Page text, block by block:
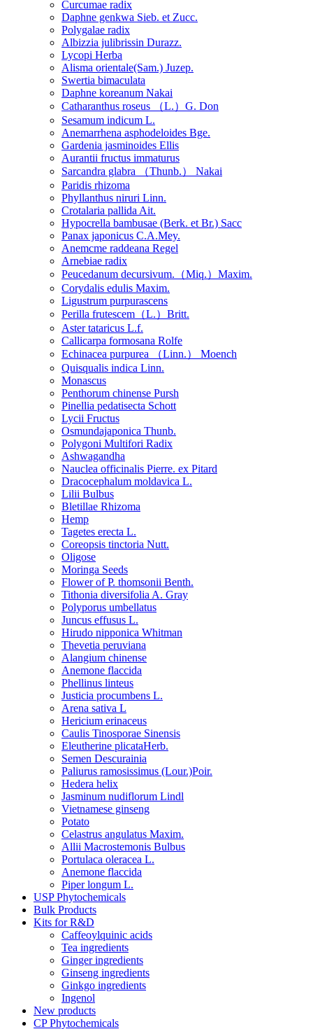
Curcumae radix
Daphne genkwa Sieb. et Zucc.
Polygalae radix
Albizzia julibrissin Durazz.
Lycopi Herba
Alisma orientale(Sam.) Juzep.
Swertia bimaculata
Daphne koreanum Nakai
Catharanthus roseus （L.）G. Don
Sesamum indicum L.
Anemarrhena asphodeloides Bge.
Gardenia jasminoides Ellis
Aurantii fructus immaturus
Sarcandra glabra （Thunb.） Nakai
Paridis rhizoma
Phyllanthus niruri Linn.
Crotalaria pallida Ait.
Hypocrella bambusae (Berk. et Br.) Sacc
Panax japonicus C.A.Mey.
Anemcme raddeana Regel
Arnebiae radix
Peucedanum decursivum.（Miq.）Maxim.
Corydalis edulis Maxim.
Ligustrum purpurascens
Perilla frutescem（L.）Britt.
Aster tataricus L.f.
Callicarpa formosana Rolfe
Echinacea purpurea （Linn.） Moench
Quisqualis indica Linn.
Monascus
Penthorum chinense Pursh
Pinellia pedatisecta Schott
Lycii Fructus
Osmundajaponica Thunb.
Polygoni Multifori Radix
Ashwagandha
Nauclea officinalis Pierre. ex Pitard
Dracocephalum moldavica L.
Lilii Bulbus
Bletillae Rhizoma
Hemp
Tagetes erecta L.
Coreopsis tinctoria Nutt.
Oligose
Moringa Seeds
Flower of P. thomsonii Benth.
Tithonia diversifolia A. Gray
Polyporus umbellatus
Juncus effusus L.
Hirudo nipponica Whitman
Thevetia peruviana
Alangium chinense
Anemone flaccida
Phellinus linteus
Justicia procumbens L.
Arena sativa L
Hericium erinaceus
Caulis Tinosporae Sinensis
Eleutherine plicataHerb.
Semen Descurainia
Paliurus ramosissimus (Lour.)Poir.
Hedera helix
Jasminum nudiflorum Lindl
Vietnamese ginseng
Potato
Celastrus angulatus Maxim.
Allii Macrostemonis Bulbus
Portulaca oleracea L.
Anemone flaccida
Piper longum L.
USP Phytochemicals
Bulk Products
Kits for R&D
Caffeoylquinic acids
Tea ingredients
Ginger ingredients
Ginseng ingredients
Ginkgo ingredients
Ingenol
New products
CP Phytochemicals